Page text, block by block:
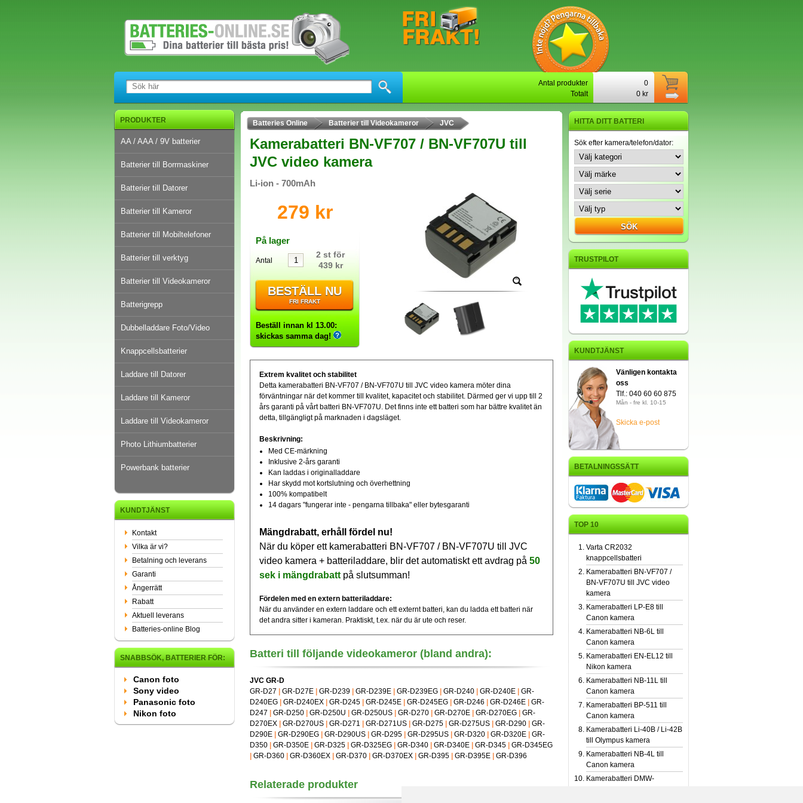
0
0 kr
Antal produkter
Totalt
PRODUKTER
AA / AAA / 9V batterier
Batterier till Borrmaskiner
Batterier till Datorer
Batterier till Kameror
Batterier till Mobiltelefoner
Batterier till verktyg
Batterier till Videokameror
Batterigrepp
Dubbelladdare Foto/Video
Knappcellsbatterier
Laddare till Datorer
Laddare till Kameror
Laddare till Videokameror
Photo Lithiumbatterier
Powerbank batterier
KUNDTJÄNST
Kontakt
Vilka är vi?
Betalning och leverans
Garanti
Ångerrätt
Rabatt
Aktuell leverans
Batteries-online Blog
SNABBSÖK, BATTERIER FÖR:
Canon foto
Sony video
Panasonic foto
Nikon foto
Batteries Online Batterier till Videokameror JVC
Kamerabatteri BN-VF707 / BN-VF707U till
JVC video kamera
Li-ion - 700mAh
279 kr
På lager
Antal
2 st för
439 kr
BESTÄLL NU
FRI FRAKT
Beställ innan kl 13.00:
skickas samma dag!
Extrem kvalitet och stabilitet
Detta kamerabatteri BN-VF707 / BN-VF707U till JVC video kamera möter dina
förväntningar när det kommer till kvalitet, kapacitet och stabilitet. Därmed ger vi upp till 2
års garanti på vårt batteri BN-VF707U. Det finns inte ett batteri som har bättre kvalitet än
detta, tillgängligt på marknaden i dagsläget.
Beskrivning:
Med CE-märkning
Inklusive 2-års garanti
Kan laddas i originalladdare
Har skydd mot kortslutning och överhettning
100% kompatibelt
14 dagars "fungerar inte - pengarna tillbaka" eller bytesgaranti
Mängdrabatt, erhåll fördel nu!
När du köper ett kamerabatteri BN-VF707 / BN-VF707U till JVC
video kamera + batteriladdare, blir det automatiskt ett avdrag på 50
sek i mängdrabatt på slutsumman!
Fördelen med en extern batteriladdare:
När du använder en extern laddare och ett externt batteri, kan du ladda ett batteri när
det andra sitter i kameran. Praktiskt, t.ex. när du är ute och reser.
Batteri till följande videokameror (bland andra):
JVC GR-D
GR-D27
GR-D27E GR-D239 GR-D239E GR-D239EG GR-D240 GR-D240E
GR-
D240EG
GR-D240EX GR-D245 GR-D245E GR-D245EG GR-D246 GR-D246E
GR-
D247
GR-D250 GR-D250U GR-D250US GR-D270 GR-D270E GR-D270EG
GR-
D270EX
GR-D270US GR-D271 GR-D271US GR-D275 GR-D275US GR-D290
GR-
D290E
GR-D290EG GR-D290US GR-D295 GR-D295US GR-D320 GR-D320E
GR-
D350
GR-D350E GR-D325 GR-D325EG GR-D340 GR-D340E GR-D345
GR-D345EG
GR-D360 GR-D360EX GR-D370 GR-D370EX GR-D395 GR-D395E GR-D396
Relaterade produkter
HITTA DITT BATTERI
Sök efter kamera/telefon/dator:
TRUSTPILOT
KUNDTJÄNST
Vänligen kontakta
oss
Tlf.: 040 60 60 875
Mån - fre kl. 10-15
Skicka e-post
BETALNINGSSÄTT
TOP 10
Varta CR2032
knappcellsbatteri
Kamerabatteri BN-VF707 /
BN-VF707U till JVC video
kamera
Kamerabatteri LP-E8 till
Canon kamera
Kamerabatteri NB-6L till
Canon kamera
Kamerabatteri EN-EL12 till
Nikon kamera
Kamerabatteri NB-11L till
Canon kamera
Kamerabatteri BP-511 till
Canon kamera
Kamerabatteri Li-40B / Li-42B
till Olympus kamera
Kamerabatteri NB-4L till
Canon kamera
Kamerabatteri DMW-